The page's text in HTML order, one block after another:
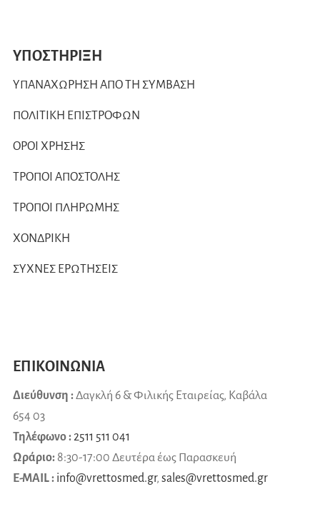
ΥΠΟΣΤΗΡΙΞΗ
ΥΠΑΝΑΧΩΡΗΣΗ ΑΠΟ ΤΗ ΣΥΜΒΑΣΗ
ΠΟΛΙΤΙΚΗ ΕΠΙΣΤΡΟΦΩΝ
ΟΡΟΙ ΧΡΗΣΗΣ
ΤΡΟΠΟΙ ΑΠΟΣΤΟΛΗΣ
ΤΡΟΠΟΙ ΠΛΗΡΩΜΗΣ
ΧΟΝΔΡΙΚΗ
ΣΥΧΝΕΣ ΕΡΩΤΗΣΕΙΣ
ΕΠΙΚΟΙΝΩΝΙΑ
Διεύθυνση :Δαγκλή 6 & Φιλικής Εταιρείας, Καβάλα
654 03
Τηλέφωνο :2511 511 041
Ωράριο: 8:30-17:00 Δευτέρα έως Παρασκευή
E-MAIL : info@vrettosmed.gr, sales@vrettosmed.gr